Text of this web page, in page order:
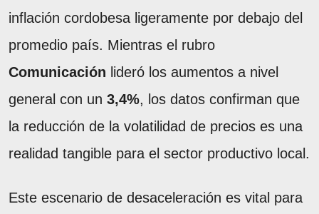
inflación cordobesa ligeramente por debajo del
promedio país. Mientras el rubro
Comunicación lideró los aumentos a nivel
general con un 3,4%, los datos confirman que
la reducción de la volatilidad de precios es una
realidad tangible para el sector productivo local.
Este escenario de desaceleración es vital para